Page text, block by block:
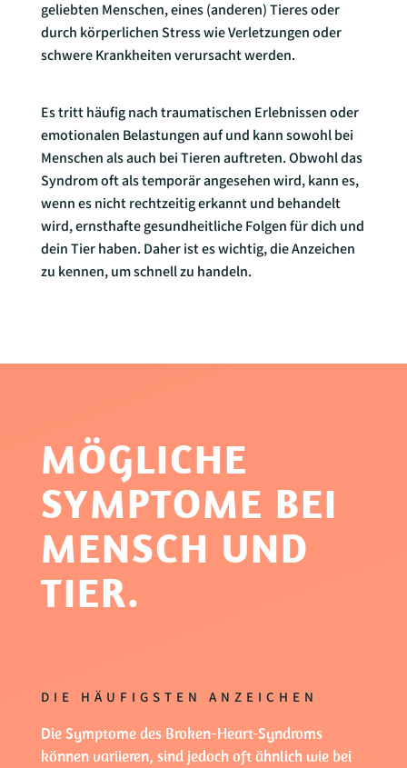
geliebten Menschen, eines (anderen) Tieres oder
durch körperlichen Stress wie Verletzungen oder
schwere Krankheiten verursacht werden.
Es tritt häufig nach traumatischen Erlebnissen oder
emotionalen Belastungen auf und kann sowohl bei
Menschen als auch bei Tieren auftreten. Obwohl das
Syndrom oft als temporär angesehen wird, kann es,
wenn es nicht rechtzeitig erkannt und behandelt
wird, ernsthafte gesundheitliche Folgen für dich und
dein Tier haben. Daher ist es wichtig, die Anzeichen
zu kennen, um schnell zu handeln.
MÖGLICHE
SYMPTOME BEI
MENSCH UND
TIER.
DIE HÄUFIGSTEN ANZEICHEN
Die Symptome des Broken-Heart-Syndroms
können variieren, sind jedoch oft ähnlich wie bei